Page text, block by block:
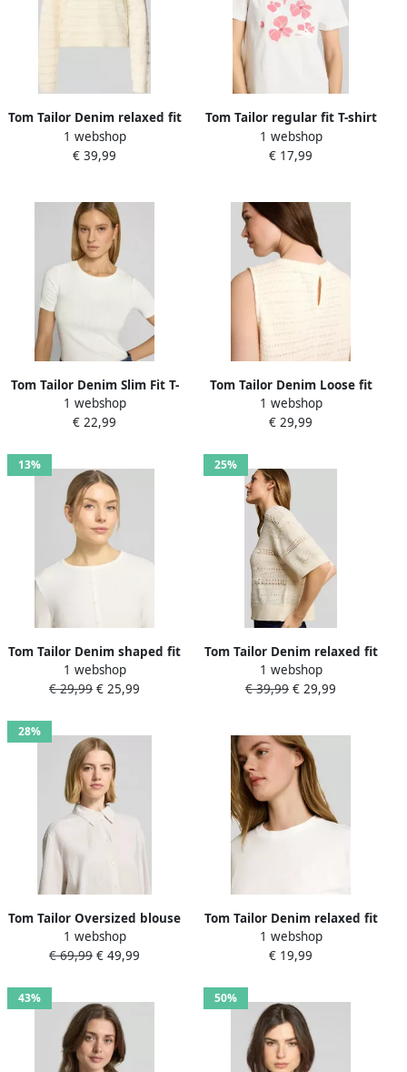
Tom Tailor Denim relaxed fit
pullover van katoenmix
1 webshop
€ 39,99
Tom Tailor regular fit T-shirt
van puur katoen met
motiefprint
1 webshop
€ 17,99
Tom Tailor Denim Slim Fit T-
shirt van katoenmix
1 webshop
€ 22,99
Tom Tailor Denim Loose fit
top van puur katoen in
gebreide look
1 webshop
€ 29,99
13%
Tom Tailor Denim shaped fit
shirt met lange mouwen
van katoenmix
1 webshop
€ 29,99 € 25,99
25%
Tom Tailor Denim relaxed fit
trui met breilook
1 webshop
€ 39,99 € 29,99
28%
Tom Tailor Oversized blouse
met lange mouwen van
linnen-viscosemix
1 webshop
€ 69,99 € 49,99
Tom Tailor Denim relaxed fit
T-shirt van puur katoen
1 webshop
€ 19,99
43% 50%